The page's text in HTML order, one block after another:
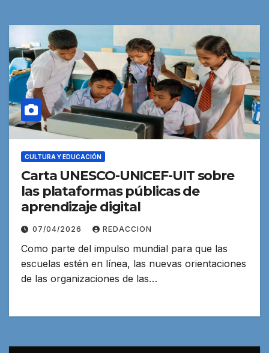
CULTURA Y EDUCACIÓN
Carta UNESCO-UNICEF-UIT sobre
las plataformas públicas de
aprendizaje digital
07/04/2026 REDACCION
Como parte del impulso mundial para que las
escuelas estén en línea, las nuevas orientaciones
de las organizaciones de las…